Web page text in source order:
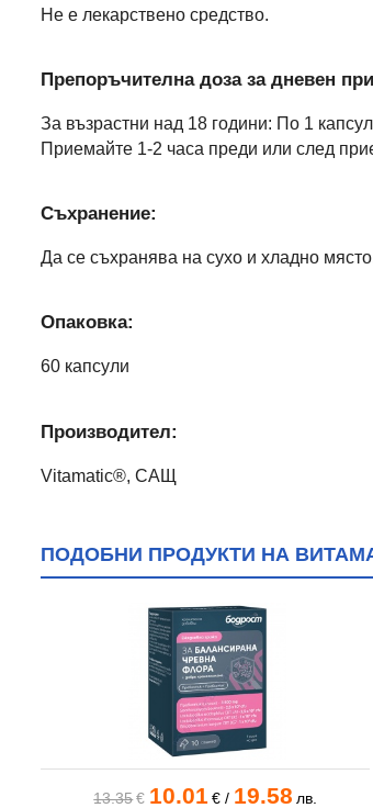
Не е лекарствено средство.
Препоръчителна доза за дневен
За възрастни над 18 години: По 1
Приемайте 1-2 часа преди или след
Съхранение:
Да се съхранява на сухо и хладно
Опаковка:
60 капсули
Производител:
Vitamatic®, САЩ
ПОДОБНИ ПРОДУКТИ НА
13.35€ 10.01€/ 19.58 лв.